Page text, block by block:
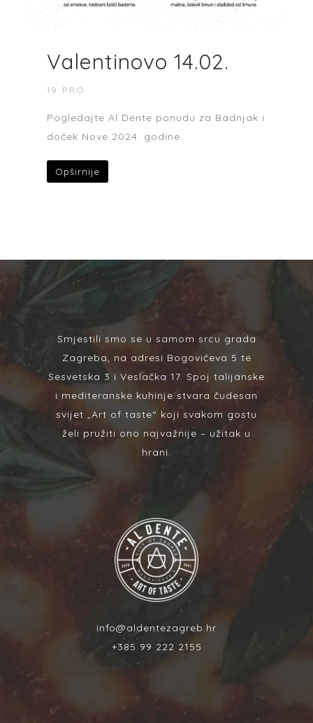
Valentinovo 14.02.
19 PRO
Pogledajte Al Dente ponudu za Badnjak i
doček Nove 2024. godine
Opširnije
Smjestili smo se u samom srcu grada
Zagreba, na adresi Bogovićeva 5 te
Sesvetska 3 i Veslačka 17. Spoj talijanske
i mediteranske kuhinje stvara čudesan
svijet „Art of taste“ koji svakom gostu
želi pružiti ono najvažnije – užitak u
hrani.
info@aldentezagreb.hr
+385 99 222 2155